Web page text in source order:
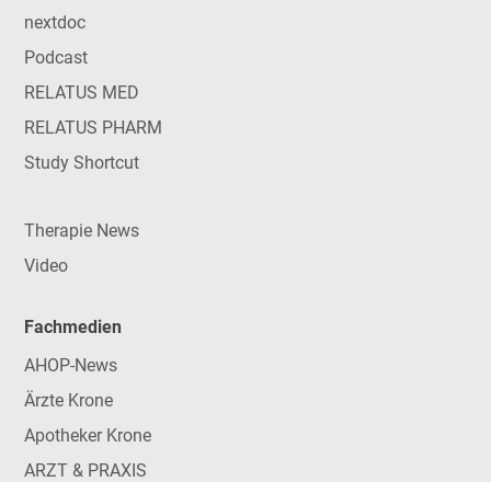
nextdoc
Podcast
RELATUS MED
RELATUS PHARM
Study Shortcut
Therapie News
Video
Fachmedien
AHOP-News
Ärzte Krone
Apotheker Krone
ARZT & PRAXIS